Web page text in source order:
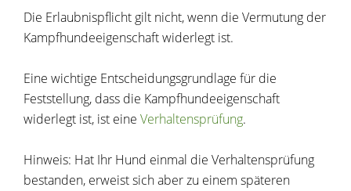
Die Erlaubnispflicht gilt nicht, wenn die Vermutung der
Kampfhundeeigenschaft widerlegt ist.
Eine wichtige Entscheidungsgrundlage für die
Feststellung, dass die Kampfhundeeigenschaft
widerlegt ist, ist eine Verhaltensprüfung.
Hinweis: Hat Ihr Hund einmal die Verhaltensprüfung
bestanden, erweist sich aber zu einem späteren